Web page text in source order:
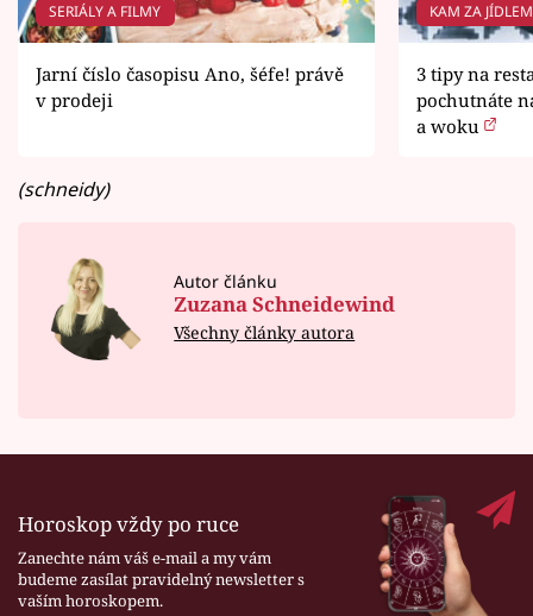
SERIÁLY A FILMY
Jarní číslo časopisu Ano, šéfe! právě
v prodeji
KAM ZA JÍDLEM
3 tipy na
pochutnáte
a woku
(schneidy)
Autor článku
Zuzana Schneidewind
Všechny články autora
Horoskop vždy po ruce
Zanechte nám váš e-mail a my vám
budeme zasílat pravidelný newsletter s
vaším horoskopem.